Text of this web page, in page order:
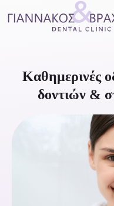
Καθημερινές
δοντιών &